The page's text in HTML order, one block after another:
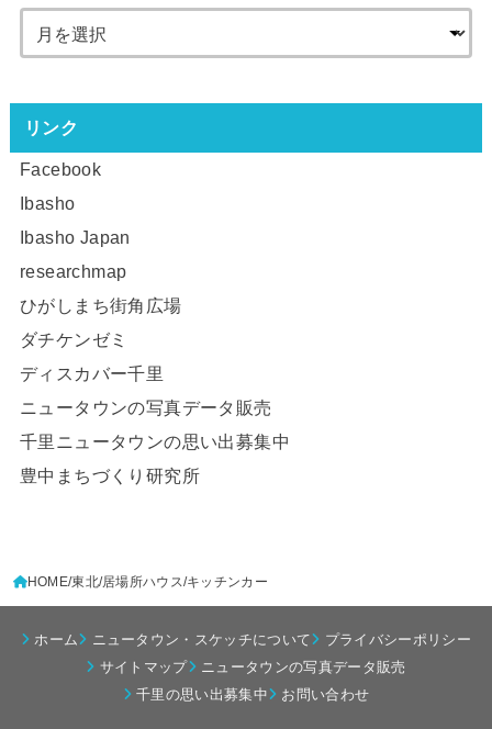
リンク
Facebook
Ibasho
Ibasho Japan
researchmap
ひがしまち街角広場
ダチケンゼミ
ディスカバー千里
ニュータウンの写真データ販売
千里ニュータウンの思い出募集中
豊中まちづくり研究所
HOME 東北 居場所ハウス キッチンカー
ホーム ニュータウン・スケッチについて
プライバシーポリシー
サイトマップ
ニュータウンの写真データ販売
千里の思い出募集中
お問い合わせ